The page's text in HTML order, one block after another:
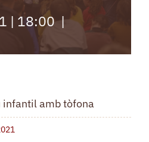
| 18:00 |
infantil amb tòfona